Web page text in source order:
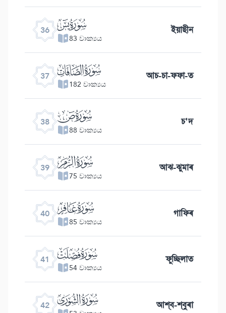
36 ﮰ
83 වාක්‍යය ইয়াছীন
37 ﮱ
182 වාක්‍යය আচ-চা-ফফা-ত
38 ﯓ
88 වාක්‍යය চ'দ
39 ﯔ
75 වාක්‍යය আঝ-ঝুমাৰ
40 ﯕ
85 වාක්‍යය গাফিৰ
41 ﯖ
54 වාක්‍යය ফুচ্ছিলাত
42 ﯗ আশ্ব-শ্বুৰা